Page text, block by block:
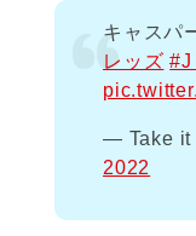
キャスパ
レッズ #J
— Take it
2022